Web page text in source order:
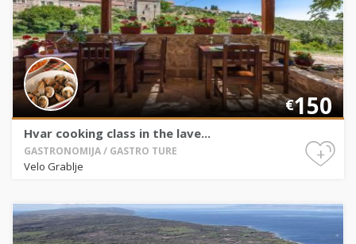
€150
Hvar cooking class in the lave...
GASTRONOMIJA / GASTRO TURE
Velo Grablje
+